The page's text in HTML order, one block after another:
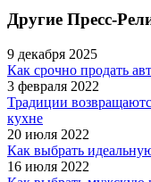
Другие Пресс-
9 декабря 2025
Как срочно продать
3 февраля 2022
Традиции
кухне
20 июля 2022
Как выбрать
16 июля 2022